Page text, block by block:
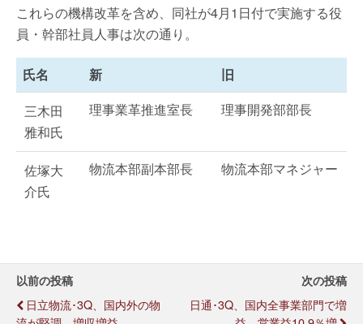
これらの機構改革を含め、同社が4月1日付で実施する役
員・幹部社員人事は次の通り。
氏名 新
旧
三木田
雅和氏
理事業革推進室長 理事開発部部長
佐塚大
介氏
物流本部副本部長 物流本部マネジャー
以前の投稿
日立物流･3Q、国内外の物
次の投稿
日通･3Q、国内全事業部門で増